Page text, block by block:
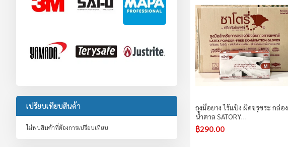
ถุงมือยาง ไร้แป้ง ผิดขรุขระ กล่อง
น้ำตาล SATORY…
฿290.00
อุปกรณ์โรงงาน 9
เปรียบเทียบสินค้า
ไม่พบสินค้าที่ต้องการเปรียบเทียบ